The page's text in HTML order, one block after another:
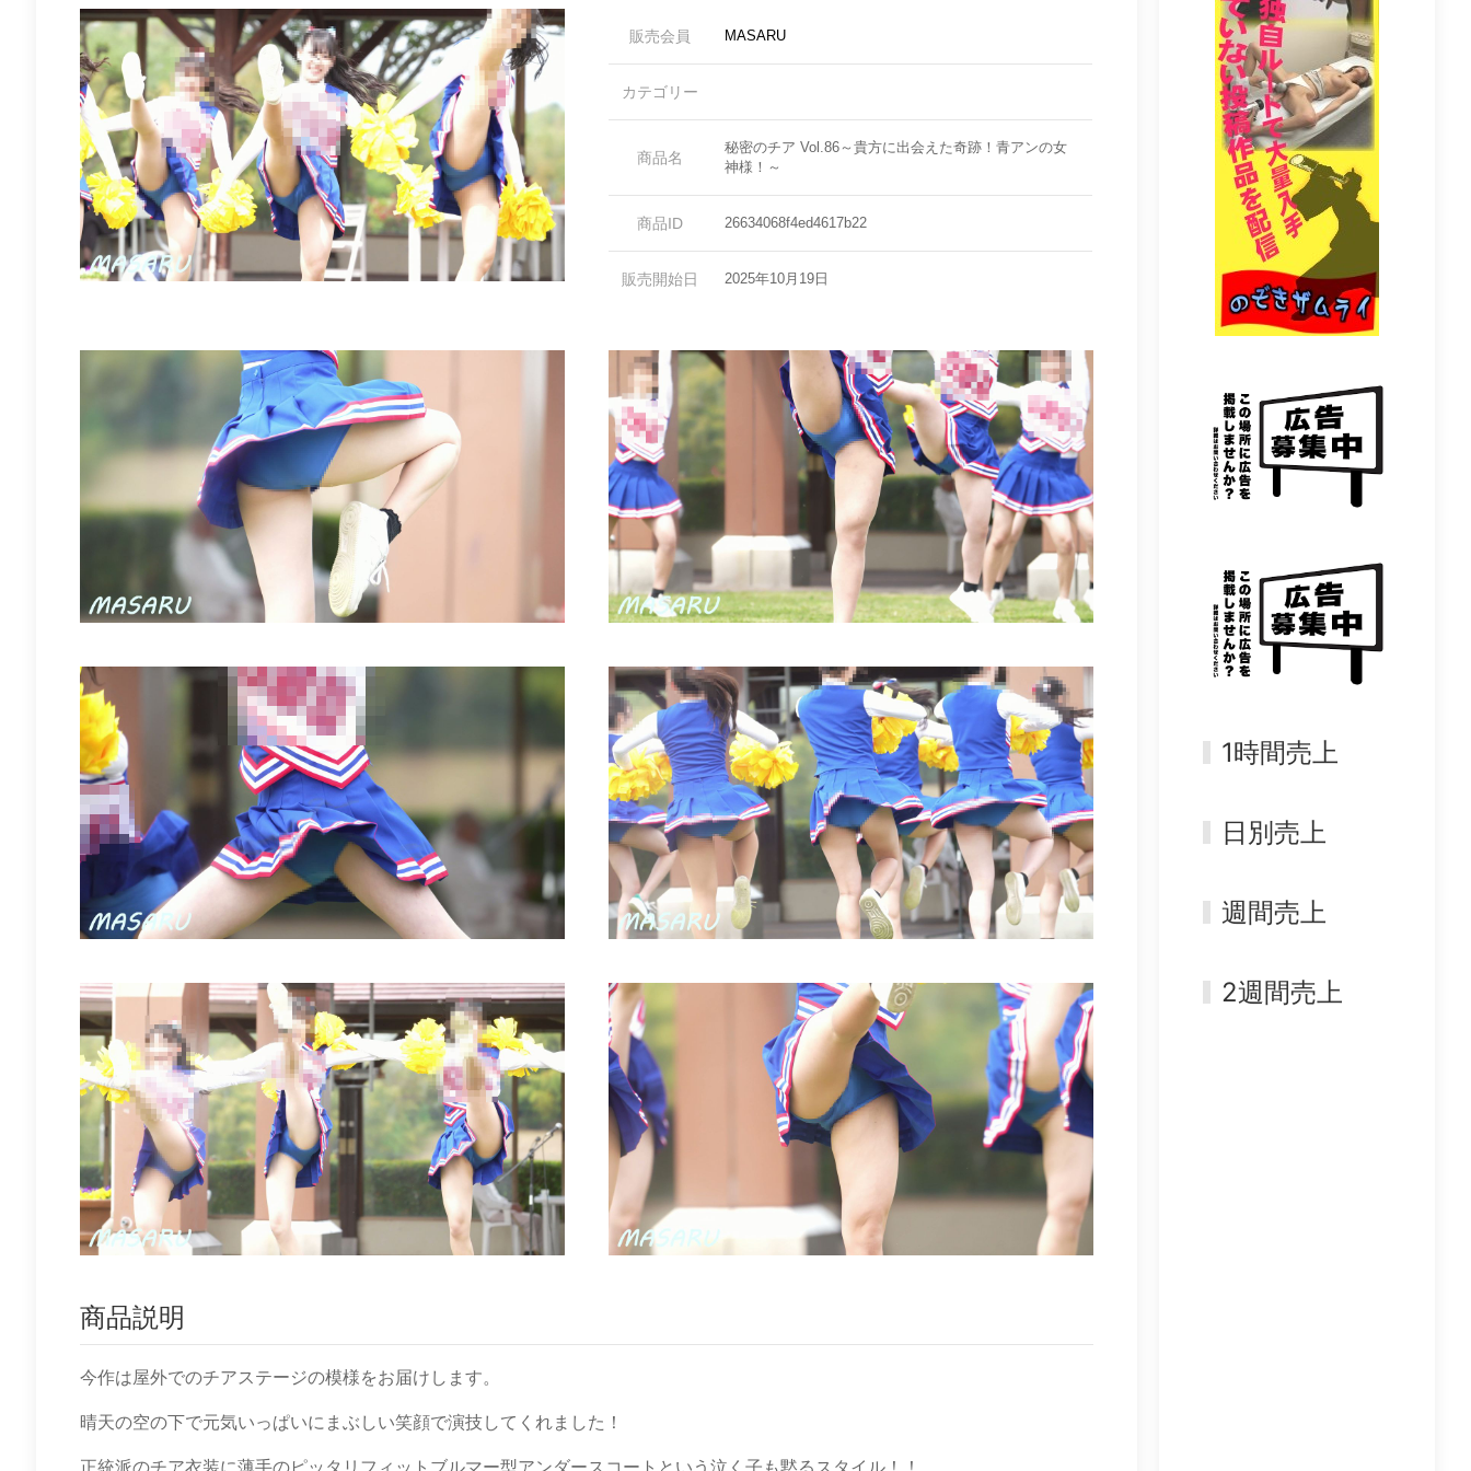
販売会員 MASARU
カテゴリー
商品名
秘密のチア Vol.86～貴方に出会えた奇跡！青アンの女
神様！～
商品ID 26634068f4ed4617b22
販売開始日 2025年10月19日
商品説明
今作は屋外でのチアステージの模様をお届けします。
晴天の空の下で元気いっぱいにまぶしい笑顔で演技してくれました！
正統派のチア衣装に薄手のピッタリフィットブルマー型アンダースコートという泣く子も黙るスタイル！！
1時間売上
日別売上
週間売上
2週間売上